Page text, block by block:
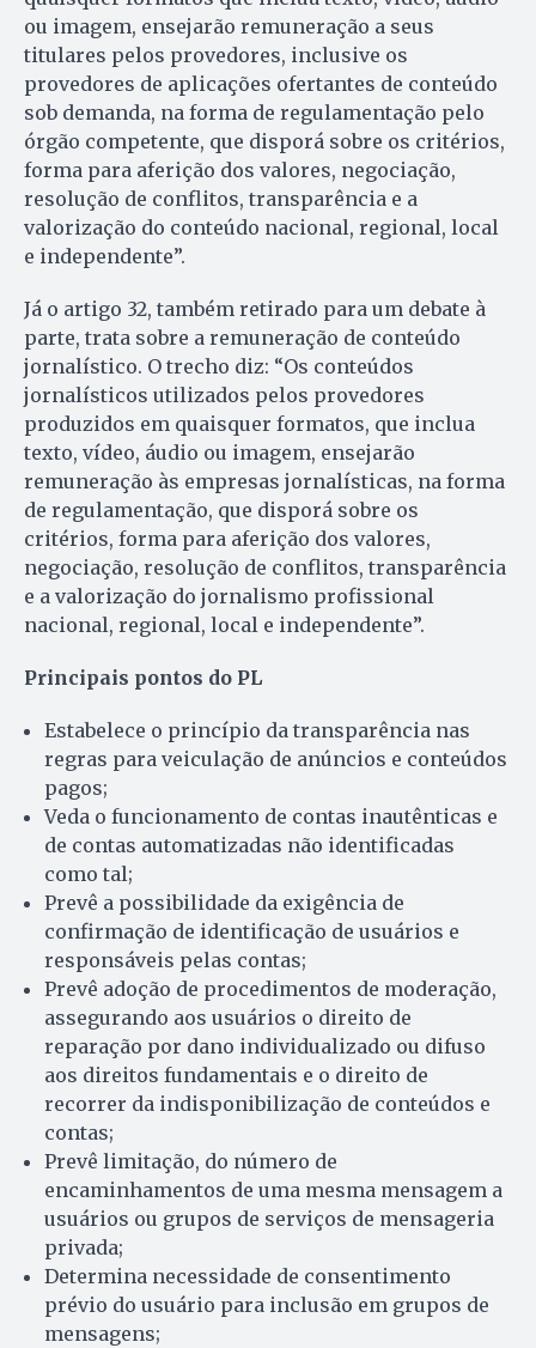
ou imagem, ensejarão remuneração a seus
titulares pelos provedores, inclusive os
provedores de aplicações ofertantes de conteúdo
sob demanda, na forma de regulamentação pelo
órgão competente, que disporá sobre os critérios,
forma para aferição dos valores, negociação,
resolução de conflitos, transparência e a
valorização do conteúdo nacional, regional, local
e independente”.
Já o artigo 32, também retirado para um debate à
parte, trata sobre a remuneração de conteúdo
jornalístico. O trecho diz: “Os conteúdos
jornalísticos utilizados pelos provedores
produzidos em quaisquer formatos, que inclua
texto, vídeo, áudio ou imagem, ensejarão
remuneração às empresas jornalísticas, na forma
de regulamentação, que disporá sobre os
critérios, forma para aferição dos valores,
negociação, resolução de conflitos, transparência
e a valorização do jornalismo profissional
nacional, regional, local e independente”.
Principais pontos do PL
Estabelece o princípio da transparência nas
regras para veiculação de anúncios e conteúdos
pagos;
Veda o funcionamento de contas inautênticas e
de contas automatizadas não identificadas
como tal;
Prevê a possibilidade da exigência de
confirmação de identificação de usuários e
responsáveis pelas contas;
Prevê adoção de procedimentos de moderação,
assegurando aos usuários o direito de
reparação por dano individualizado ou difuso
aos direitos fundamentais e o direito de
recorrer da indisponibilização de conteúdos e
contas;
Prevê limitação, do número de
encaminhamentos de uma mesma mensagem a
usuários ou grupos de serviços de mensageria
privada;
Determina necessidade de consentimento
prévio do usuário para inclusão em grupos de
mensagens;